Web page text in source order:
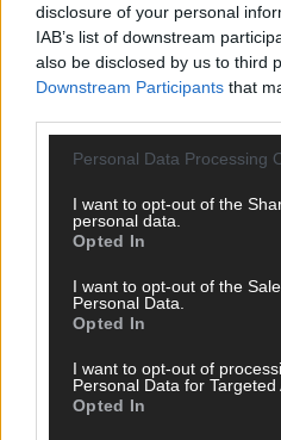
disclosure of your personal
IAB’s list of downstream
also be disclosed by us to third
Downstream Participants that
Personal Data Processing
I want to opt-out of the
personal data.
Opted In
I want to opt-out of the
Personal Data.
Opted In
I want to opt-out of
Personal Data for Targeted
Opted In
DARA gewinnt verdient,
unser Kommentar zum
Mai 2026
KOMMENTAR
aufgestiegen – alle 25 Acts im
Mai 2026
KOMMENTAR
JJ hat den Abend gerettet –
war solide, aber kein Feuerwerk
Mai 2026